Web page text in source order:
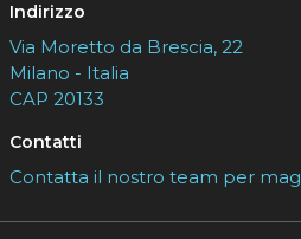
Indirizzo
Via Moretto da Brescia, 22
Milano - Italia
CAP 20133
Contatti
Contatta il nostro team per